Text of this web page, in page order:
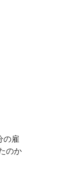
の雇
のか